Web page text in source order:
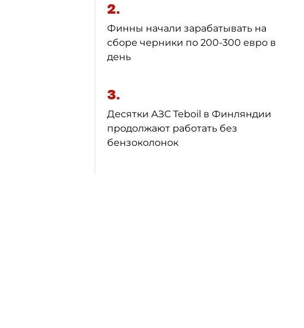
2.
Финны начали зарабатывать на
сборе черники по 200-300 евро в
день
3.
Десятки АЗС Teboil в Финляндии
продолжают работать без
бензоколонок